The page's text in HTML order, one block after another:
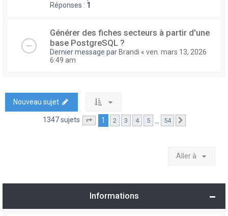
Réponses : 1
Générer des fiches secteurs à partir d'une
base PostgreSQL ?
Dernier message par Brandi « ven. mars 13, 2026
6:49 am
Nouveau sujet
1347 sujets Page sur54
1 2 3 4 5 54
Aller à
Informations